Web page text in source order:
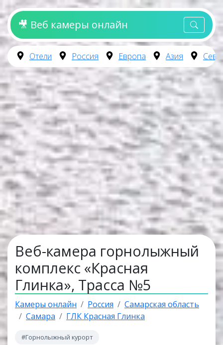
🎥 Веб камеры онлайн
Отели Россия Европа Азия
Веб-камера горнолыжный
комплекс «Красная
Глинка», Трасса №5
Камеры онлайн Россия
Самарская область
Самара
ГЛК Красная Глинка
#Горнолыжный курорт